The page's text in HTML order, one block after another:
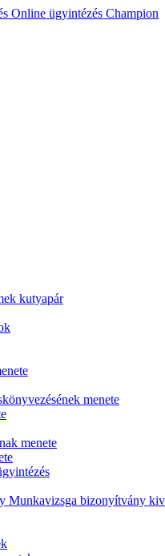
Online ügyintézés Champion
kutyapár
menete
menete
Munkavizsga bizonyítvány